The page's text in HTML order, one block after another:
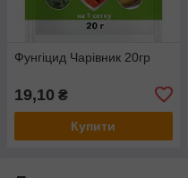
Фунгіцид Чарівник 20гр
19,10 ₴
Купити